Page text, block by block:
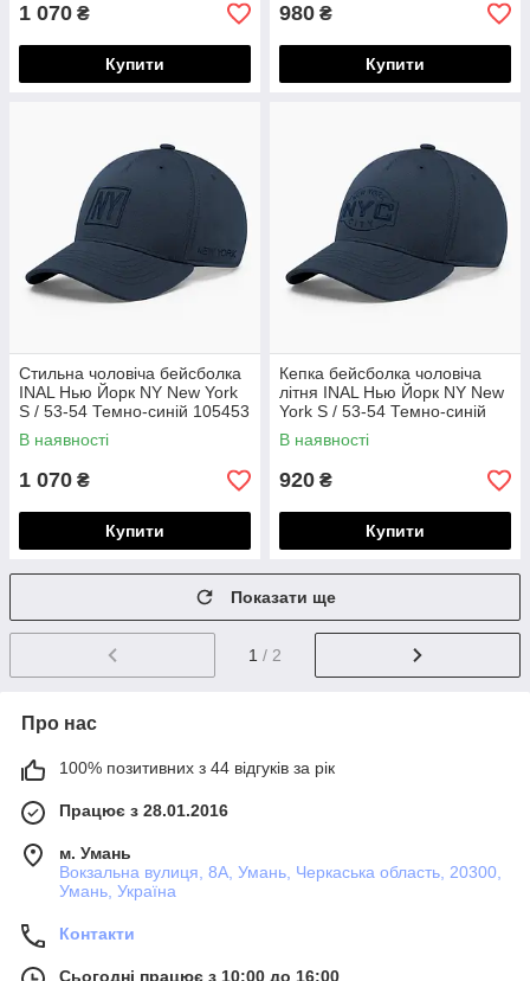
1 070 ₴
Купити
980 ₴
Купити
Стильна чоловіча бейсболка
INAL Нью Йорк NY New York
S / 53-54 Темно-синій 105453
В наявності
1 070 ₴
Купити
Кепка бейсболка чоловіча
літня INAL Нью Йорк NY New
York S / 53-54 Темно-синій
147453
В наявності
920 ₴
Купити
Показати ще
1 / 2
Про нас
100% позитивних з 44 відгуків за рік
Працює з 28.01.2016
м. Умань
Вокзальна вулиця, 8А, Умань, Черкаська область, 20300,
Умань, Україна
Контакти
Сьогодні працює з 10:00 до 16:00